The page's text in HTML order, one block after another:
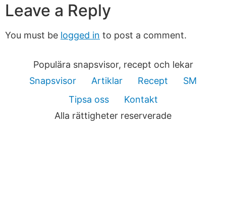
Leave a Reply
You must be logged in to post a comment.
Populära snapsvisor, recept och lekar
Snapsvisor
Artiklar Recept
SM
Tipsa oss
Kontakt
Alla rättigheter reserverade